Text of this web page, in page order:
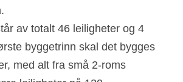
av totalt 46 leiligheter og 4
byggetrinn skal det bygges
med alt fra små 2-roms